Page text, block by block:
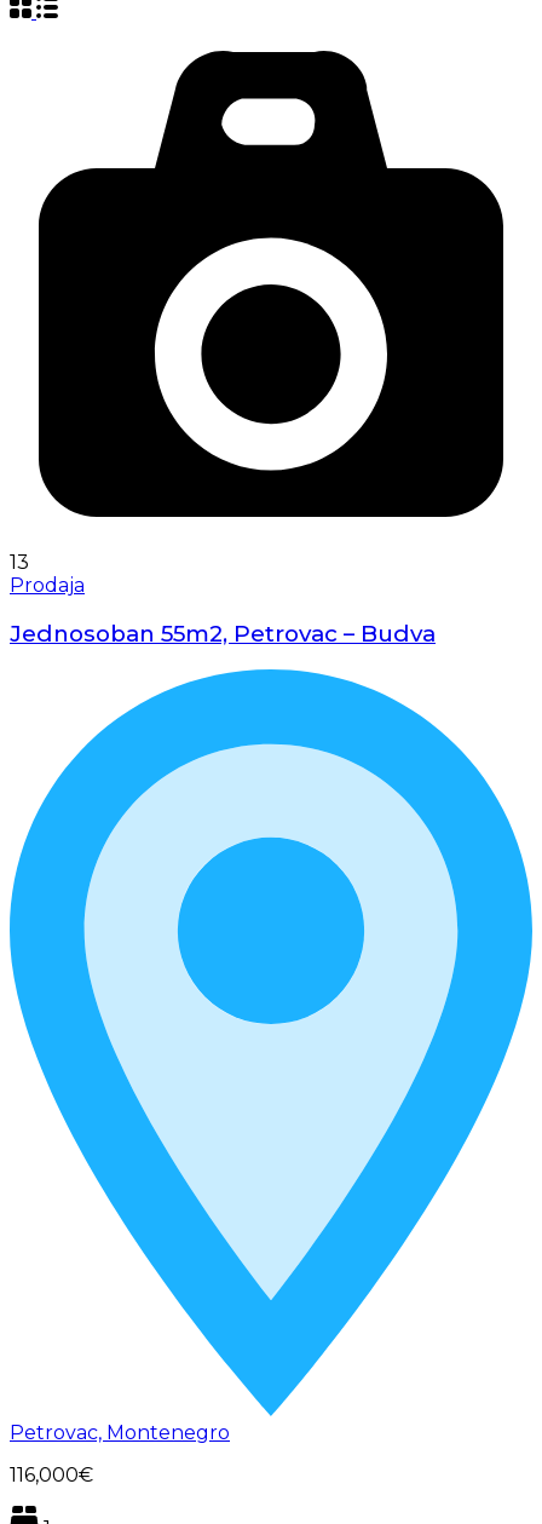
13
Prodaja
Jednosoban 55m2, Petrovac – Budva
Petrovac, Montenegro
116,000€